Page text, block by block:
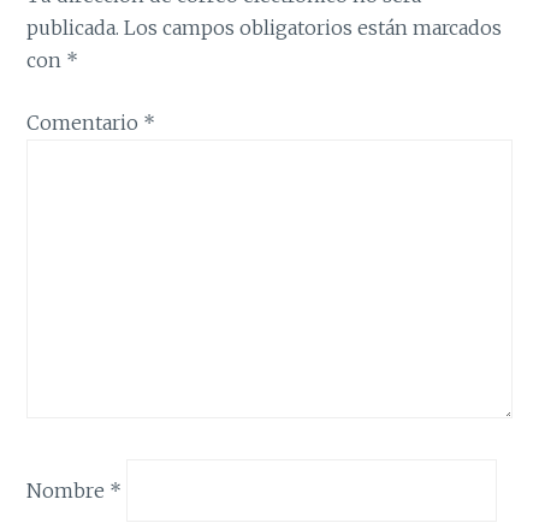
publicada. Los campos obligatorios están marcados
con *
Comentario *
Nombre *